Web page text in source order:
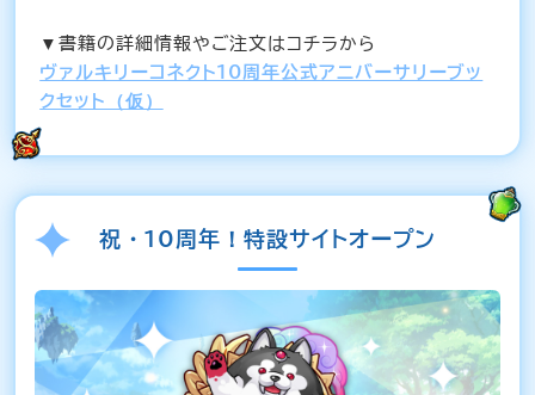
▼書籍の詳細情報やご注文はコチラから
ヴァルキリーコネクト10周年公式アニバーサリーブッ
クセット（仮）
祝・10周年！特設サイトオープン